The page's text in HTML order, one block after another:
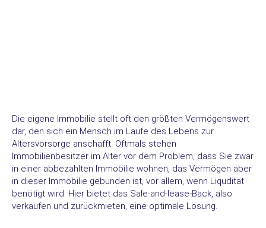
Die eigene Immobilie stellt oft den größten Vermögenswert
dar, den sich ein Mensch im Laufe des Lebens zur
Altersvorsorge anschafft. Oftmals stehen
Immobilienbesitzer im Alter vor dem Problem, dass Sie zwar
in einer abbezahlten Immobilie wohnen, das Vermögen aber
in dieser Immobilie gebunden ist, vor allem, wenn Liqudität
benötigt wird. Hier bietet das Sale-and-lease-Back, also
verkaufen und zurückmieten, eine optimale Lösung.